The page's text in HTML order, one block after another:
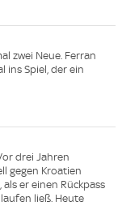
zwei Neue. Ferran
ins Spiel, der ein
drei Jahren
gegen Kroatien
er einen Rückpass
ließ. Heute